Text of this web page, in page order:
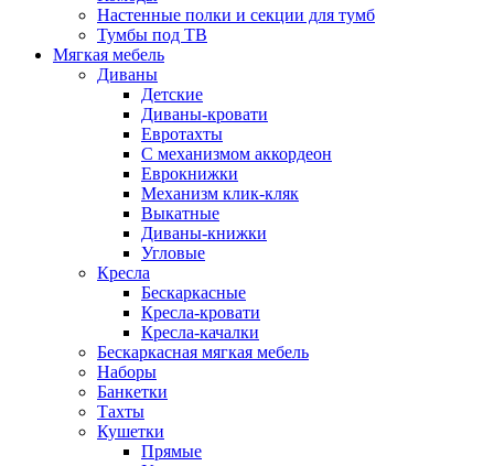
Настенные полки и секции для тумб
Тумбы под ТВ
Мягкая мебель
Диваны
Детские
Диваны-кровати
Евротахты
С механизмом аккордеон
Еврокнижки
Механизм клик-кляк
Выкатные
Диваны-книжки
Угловые
Кресла
Бескаркасные
Кресла-кровати
Кресла-качалки
Бескаркасная мягкая мебель
Наборы
Банкетки
Тахты
Кушетки
Прямые